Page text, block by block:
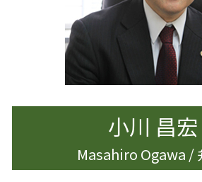
相続 相談
離婚 慰謝料
離婚調停 期間
離婚 男 不利
離婚準備 男
小川 昌宏
Masahiro Ogawa /